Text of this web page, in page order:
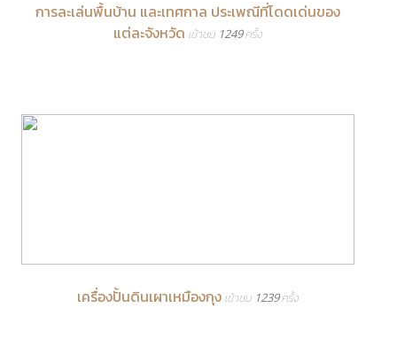
การละเล่นพื้นบ้าน และเทศกาล ประเพณีที่โดดเด่นของ
แต่ละจังหวัด เข้าชม 1249 ครั้ง
เครื่องปั้นดินเผาเหมืองกุง เข้าชม 1239 ครั้ง